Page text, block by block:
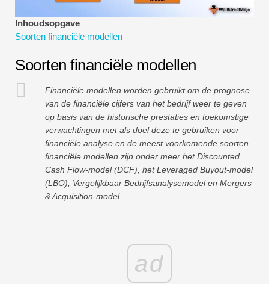
Volledige vorm
Tutorials voor risicobeheer
Inhoudsopgave
Soorten financiële modellen
Soorten financiële modellen
Financiële modellen worden gebruikt om de prognose
van de financiële cijfers van het bedrijf weer te geven
op basis van de historische prestaties en toekomstige
verwachtingen met als doel deze te gebruiken voor
financiële analyse en de meest voorkomende soorten
financiële modellen zijn onder meer het Discounted
Cash Flow-model (DCF), het Leveraged Buyout-model
(LBO), Vergelijkbaar Bedrijfsanalysemodel en Mergers
& Acquisition-model.
ad